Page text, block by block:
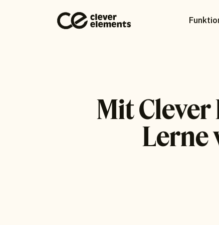
Mit Clever
Lerne